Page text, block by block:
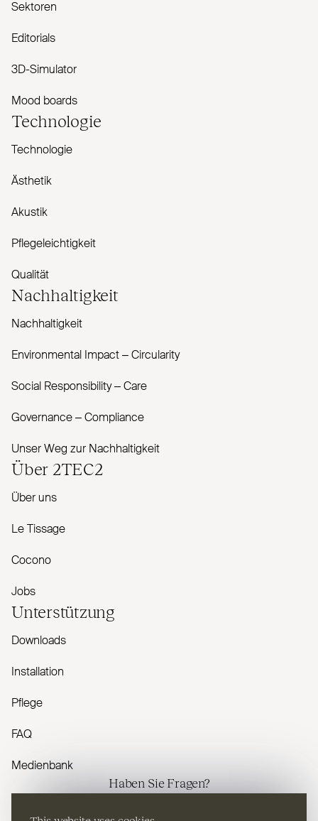
Sektoren
Editorials
3D-Simulator
Mood boards
Technologie
Technologie
Ästhetik
Akustik
Pflegeleichtigkeit
Qualität
Nachhaltigkeit
Nachhaltigkeit
Envi­ronmental Impact – Cir­cularity
Social Responsibility – Care
Governance – Com­pliance
Unser Weg zur Nachhaltigkeit
Über 2TEC2
Über uns
Le Tissage
Cocono
Jobs
Unterstützung
Downloads
Installation
Pflege
FAQ
Medienbank
Haben Sie Fragen?
Kontaktieren Sie uns